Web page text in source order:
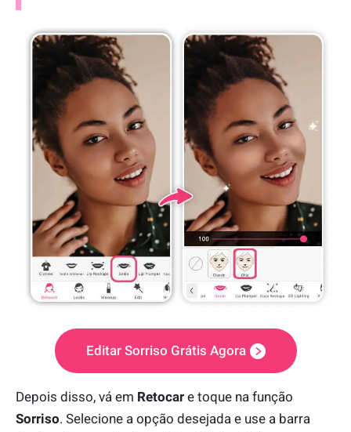
Editar Sorriso Grátis Agora
Depois disso, vá em Retocar e toque na função
Sorriso. Selecione a opção desejada e use a barra